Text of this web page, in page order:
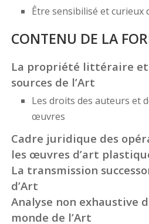
Être sensibilisé et curieux
CONTENU DE LA
La propriété littéraire
sources de l’Art
Les droits des auteurs et
œuvres
Cadre juridique des
les œuvres d’art
La transmission
d’Art
Analyse non exhaustive
monde de l’Art